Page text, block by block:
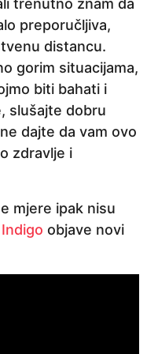
preporučljiva,
distancu.
gorim situacijama,
biti bahati i
slušajte dobru
dajte da vam ovo
zdravlje i
mjere ipak nisu
Indigo objave novi